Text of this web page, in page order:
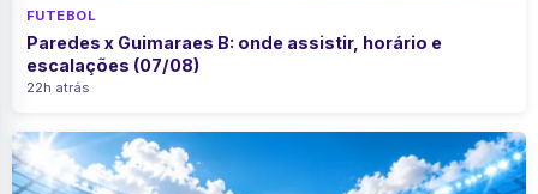
FUTEBOL
Paredes x Guimaraes B: onde assistir, horário e
escalações (07/08)
22h atrás